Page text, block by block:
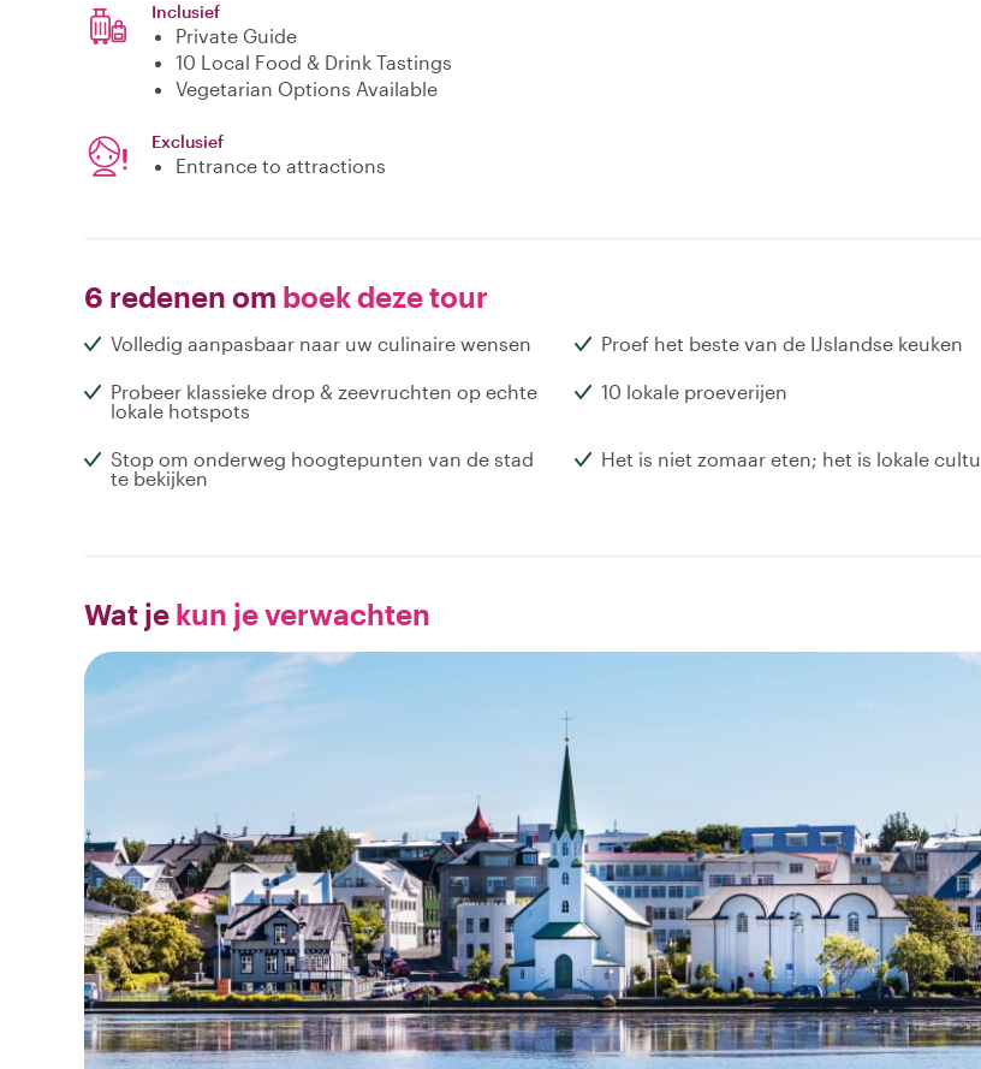
Inclusief
Private Guide
10 Local Food & Drink Tastings
Vegetarian Options Available
Exclusief
Entrance to attractions
6 redenen om boek deze tour
Volledig aanpasbaar naar uw culinaire wensen Proef het beste van de IJslandse keuken
Probeer klassieke drop & zeevruchten op echte
lokale hotspots
10 lokale proeverijen
Stop om onderweg hoogtepunten van de stad
te bekijken
Het is niet zomaar eten; het is lokale
Wat je kun je verwachten